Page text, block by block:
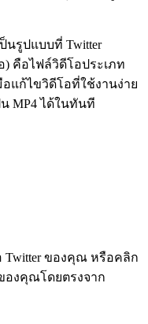
นรูปแบบที่ Twitter
) คือไฟล์วิดีโอประเภท
อแก้ไขวิดีโอที่ใช้งานง่าย
MP4 ได้ในทันที
Twitter ของคุณ หรือคลิก
องคุณโดยตรงจาก